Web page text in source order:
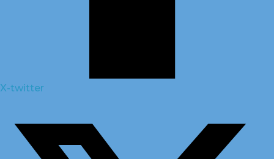
X-twitter